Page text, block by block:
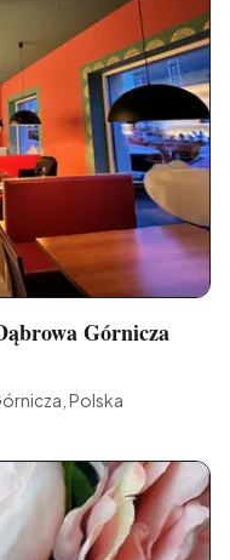
Górnicza
Polska